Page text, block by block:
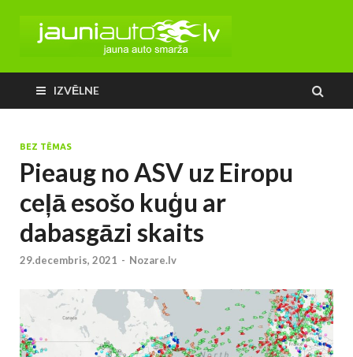
IZVĒLNE
BEZ TĒMAS
Pieaug no ASV uz Eiropu
ceļā esošo kuģu ar
dabasgāzi skaits
29.decembris, 2021 - Nozare.lv